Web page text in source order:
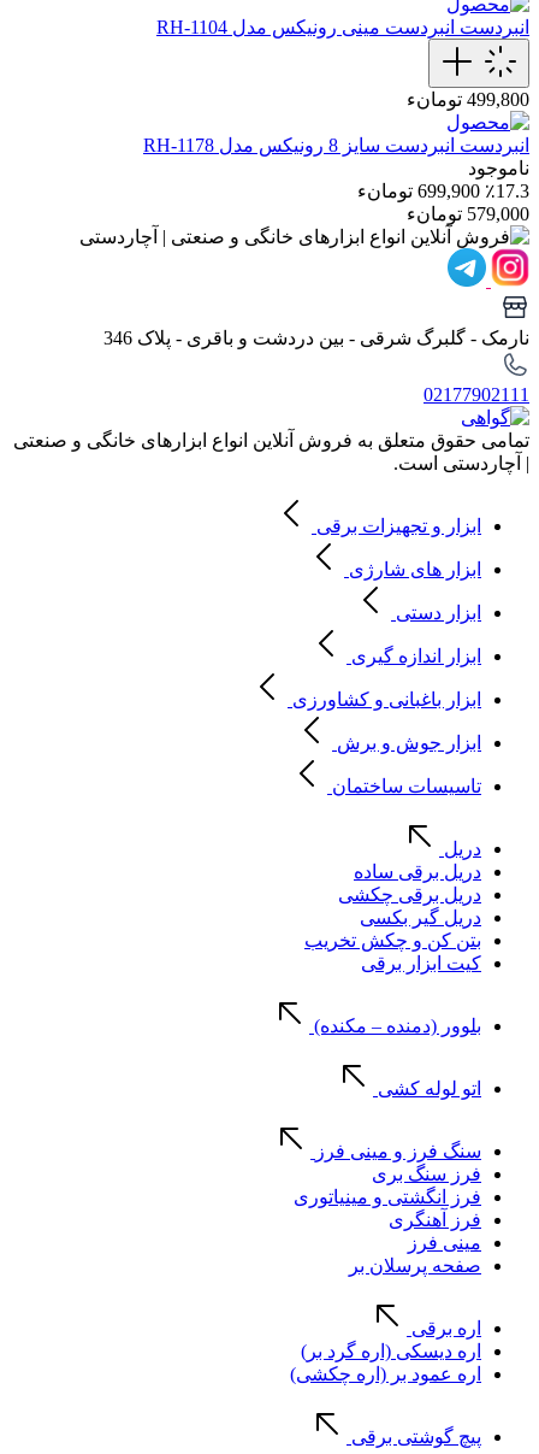
انبردست انبردست مینی رونیکس مدل RH-1104
499,800 تومانء
انبردست انبردست سایز 8 رونیکس مدل RH-1178
ناموجود
٪17.3 699,900 تومانء
579,000 تومانء
نارمک - گلبرگ شرقی - بین دردشت و باقری - پلاک 346
02177902111
تمامی حقوق متعلق به فروش آنلاین انواع ابزارهای خانگی و صنعتی
| آچاردستی است.
ابزار و تجهیزات برقی
ابزار های شارژی
ابزار دستی
ابزار اندازه گیری
ابزار باغبانی و کشاورزی
ابزار جوش و برش
تاسیسات ساختمان
دریل
دریل برقی ساده
دریل برقی چکشی
دریل گیر بکسی
بتن کن و چکش تخریب
کیت ابزار برقی
بلوور (دمنده – مکنده)
اتو لوله کشی
سنگ فرز و مینی فرز
فرز سنگ بری
فرز انگشتی و مینیاتوری
فرز آهنگری
مینی فرز
صفحه پرسلان بر
اره برقی
اره دیسکی (اره گرد بر)
اره عمود بر (اره چکشی)
پیچ گوشتی برقی